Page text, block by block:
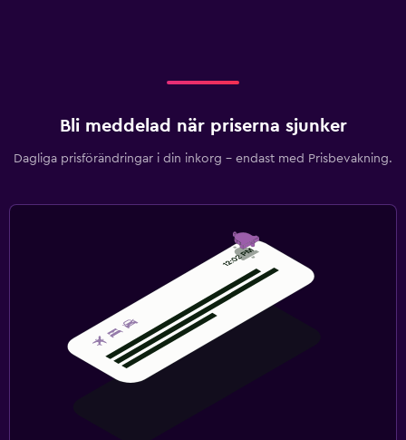
Bli meddelad när priserna sjunker
Dagliga prisförändringar i din inkorg – endast med Prisbevakning.